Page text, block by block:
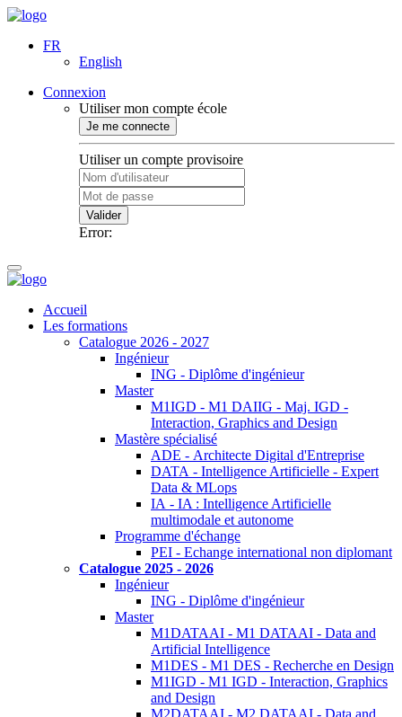
FR
English
Connexion
Utiliser mon compte école
Je me connecte
Utiliser un compte provisoire
Valider
Error:
Accueil
Les formations
Catalogue 2026 - 2027
Ingénieur
ING - Diplôme d'ingénieur
Master
M1IGD - M1 DAIIG - Maj. IGD -
Interaction, Graphics and Design
Mastère spécialisé
ADE - Architecte Digital d'Entreprise
DATA - Intelligence Artificielle - Expert
Data & MLops
IA - IA : Intelligence Artificielle
multimodale et autonome
Programme d'échange
PEI - Echange international non diplomant
Catalogue 2025 - 2026
Ingénieur
ING - Diplôme d'ingénieur
Master
M1DATAAI - M1 DATAAI - Data and
Artificial Intelligence
M1DES - M1 DES - Recherche en Design
M1IGD - M1 IGD - Interaction, Graphics
and Design
M2DATAAI - M2 DATAAI - Data and